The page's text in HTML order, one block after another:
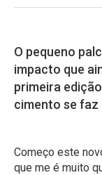
O pequeno
impacto que
primeira
cimento se faz
Começo este
que me é muito